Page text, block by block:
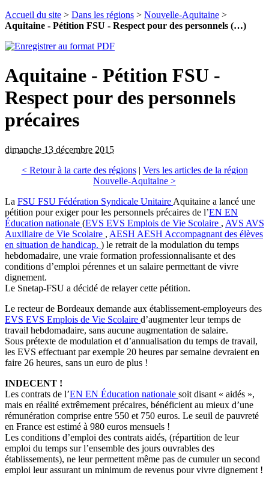
Accueil du site > Dans les régions > Nouvelle-Aquitaine >
Aquitaine - Pétition FSU - Respect pour des personnels (…)
Aquitaine - Pétition FSU -
Respect pour des personnels
précaires
dimanche 13 décembre 2015
< Retour à la carte des régions| Vers les articles de la région
Nouvelle-Aquitaine >
La FSU FSU Fédération Syndicale Unitaire Aquitaine a lancé une
pétition pour exiger pour les personnels précaires de l’EN EN
Éducation nationale (EVS EVS Emplois de Vie Scolaire , AVS AVS
Auxiliaire de Vie Scolaire , AESH AESH Accompagnant des élèves
en situation de handicap. ) le retrait de la modulation du temps
hebdomadaire, une vraie formation professionnalisante et des
conditions d’emploi pérennes et un salaire permettant de vivre
dignement.
Le Snetap-FSU a décidé de relayer cette pétition.
Le recteur de Bordeaux demande aux établissement-employeurs des
EVS EVS Emplois de Vie Scolaire d’augmenter leur temps de
travail hebdomadaire, sans aucune augmentation de salaire.
Sous prétexte de modulation et d’annualisation du temps de travail,
les EVS effectuant par exemple 20 heures par semaine devraient en
faire 26 heures, sans un euro de plus !
INDECENT !
Les contrats de l’EN EN Éducation nationale soit disant « aidés »,
mais en réalité extrêmement précaires, bénéficient au mieux d’une
rémunération comprise entre 550 et 750 euros. Le seuil de pauvreté
en France est estimé à 980 euros mensuels !
Les conditions d’emploi des contrats aidés, (répartition de leur
emploi du temps sur l’ensemble des jours ouvrables des
établissements), ne leur permettent même pas de cumuler un second
emploi leur assurant un minimum de revenus pour vivre dignement !